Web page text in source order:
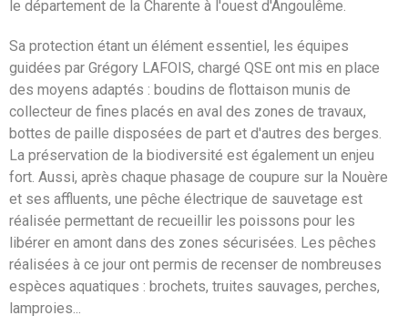
le département de la Charente à l'ouest d'Angoulême.
Sa protection étant un élément essentiel, les équipes
guidées par Grégory LAFOIS, chargé QSE ont mis en place
des moyens adaptés : boudins de flottaison munis de
collecteur de fines placés en aval des zones de travaux,
bottes de paille disposées de part et d'autres des berges.
La préservation de la biodiversité est également un enjeu
fort. Aussi, après chaque phasage de coupure sur la Nouère
et ses affluents, une pêche électrique de sauvetage est
réalisée permettant de recueillir les poissons pour les
libérer en amont dans des zones sécurisées. Les pêches
réalisées à ce jour ont permis de recenser de nombreuses
espèces aquatiques : brochets, truites sauvages, perches,
lamproies...